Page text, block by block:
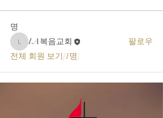
명
LA복음교회
LA복음교회
팔로우
전체 회원 보기(1명)